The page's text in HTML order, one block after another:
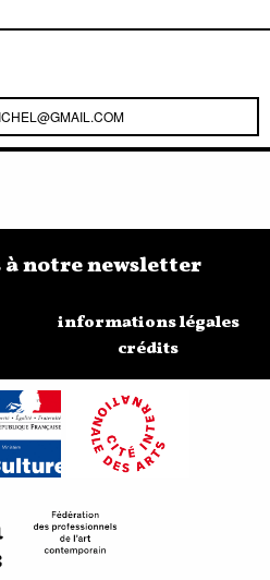
à notre newsletter
informations légales
crédits